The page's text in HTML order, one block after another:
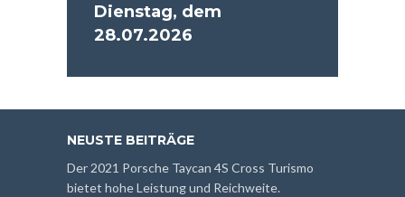
Dienstag, dem
28.07.2026
NEUSTE BEITRÄGE
Der 2021 Porsche Taycan 4S Cross Turismo
bietet hohe Leistung und Reichweite.